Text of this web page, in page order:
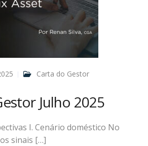
Carta do Gestor
Julho 2025
I. Cenário doméstico No
sinais […]